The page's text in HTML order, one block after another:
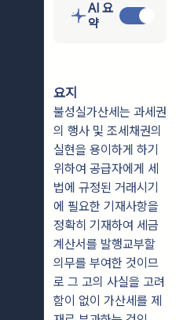
AI 요
약
요지
불성실가산세는 과세권
의 행사 및 조세채권의
실현을 용이하게 하기
위하여 공급자에게 세
법에 규정된 거래시기
에 필요한 기재사항을
정확히 기재하여 세금
계산서를 발행교부할
의무를 부여한 것이므
로 그 고의 사실을 고려
함이 없이 가산세를 제